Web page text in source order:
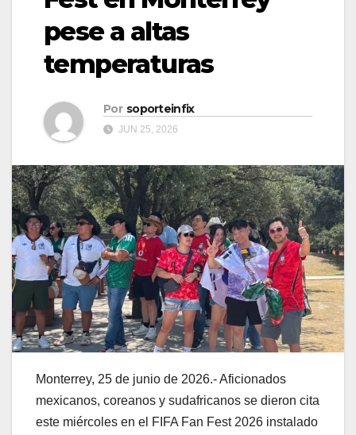
pese a altas
temperaturas
Por soporteinfix
JUN 25, 2026
Monterrey, 25 de junio de 2026.- Aficionados
mexicanos, coreanos y sudafricanos se dieron cita
este miércoles en el FIFA Fan Fest 2026 instalado